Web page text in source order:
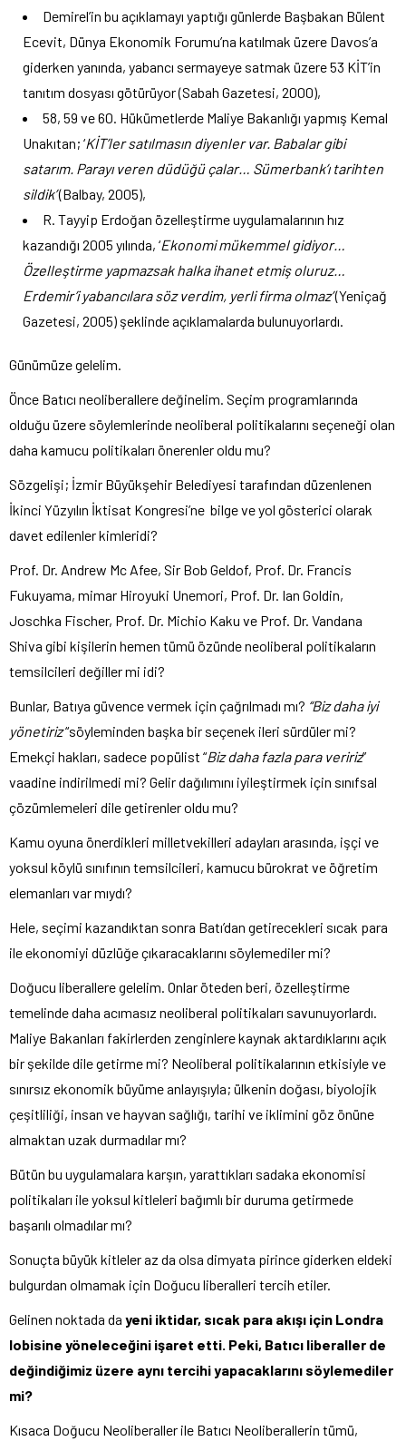
Demirel’in bu açıklamayı yaptığı günlerde Başbakan Bülent
Ecevit, Dünya Ekonomik Forumu’na katılmak üzere Davos’a
giderken yanında, yabancı sermayeye satmak üzere 53 KİT’in
tanıtım dosyası götürüyor (Sabah Gazetesi, 2000),
58, 59 ve 60. Hükümetlerde Maliye Bakanlığı yapmış Kemal
Unakıtan; ‘KİT’ler satılmasın diyenler var. Babalar gibi
satarım. Parayı veren düdüğü çalar… Sümerbank’ı tarihten
sildik’(Balbay, 2005),
R. Tayyip Erdoğan özelleştirme uygulamalarının hız
kazandığı 2005 yılında, ‘Ekonomi mükemmel gidiyor…
Özelleştirme yapmazsak halka ihanet etmiş oluruz…
Erdemir’i yabancılara söz verdim, yerli firma olmaz’(Yeniçağ
Gazetesi, 2005) şeklinde açıklamalarda bulunuyorlardı.
Günümüze gelelim.
Önce Batıcı neoliberallere değinelim. Seçim programlarında
olduğu üzere söylemlerinde neoliberal politikalarını seçeneği olan
daha kamucu politikaları önerenler oldu mu?
Sözgelişi; İzmir Büyükşehir Belediyesi tarafından düzenlenen
İkinci Yüzyılın İktisat Kongresi’ne bilge ve yol gösterici olarak
davet edilenler kimleridi?
Prof. Dr. Andrew Mc Afee, Sir Bob Geldof, Prof. Dr. Francis
Fukuyama, mimar Hiroyuki Unemori, Prof. Dr. Ian Goldin,
Joschka Fischer, Prof. Dr. Michio Kaku ve Prof. Dr. Vandana
Shiva gibi kişilerin hemen tümü özünde neoliberal politikaların
temsilcileri değiller mi idi?
Bunlar, Batıya güvence vermek için çağrılmadı mı? “Biz daha iyi
yönetiriz“söyleminden başka bir seçenek ileri sürdüler mi?
Emekçi hakları, sadece popülist “Biz daha fazla para veririz”
vaadine indirilmedi mi? Gelir dağılımını iyileştirmek için sınıfsal
çözümlemeleri dile getirenler oldu mu?
Kamu oyuna önerdikleri milletvekilleri adayları arasında, işçi ve
yoksul köylü sınıfının temsilcileri, kamucu bürokrat ve öğretim
elemanları var mıydı?
Hele, seçimi kazandıktan sonra Batı’dan getirecekleri sıcak para
ile ekonomiyi düzlüğe çıkaracaklarını söylemediler mi?
Doğucu liberallere gelelim. Onlar öteden beri, özelleştirme
temelinde daha acımasız neoliberal politikaları savunuyorlardı.
Maliye Bakanları fakirlerden zenginlere kaynak aktardıklarını açık
bir şekilde dile getirme mi? Neoliberal politikalarının etkisiyle ve
sınırsız ekonomik büyüme anlayışıyla; ülkenin doğası, biyolojik
çeşitliliği, insan ve hayvan sağlığı, tarihi ve iklimini göz önüne
almaktan uzak durmadılar mı?
Bütün bu uygulamalara karşın, yarattıkları sadaka ekonomisi
politikaları ile yoksul kitleleri bağımlı bir duruma getirmede
başarılı olmadılar mı?
Sonuçta büyük kitleler az da olsa dimyata pirince giderken eldeki
bulgurdan olmamak için Doğucu liberalleri tercih etiler.
Gelinen noktada da yeni iktidar, sıcak para akışı için Londra
lobisine yöneleceğini işaret etti. Peki, Batıcı liberaller de
değindiğimiz üzere aynı tercihi yapacaklarını söylemediler
mi?
Kısaca Doğucu Neoliberaller ile Batıcı Neoliberallerin tümü,